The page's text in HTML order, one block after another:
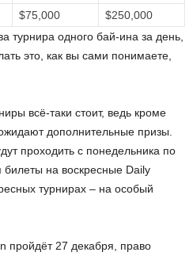
$75,000
$250,000
турнира одного бай-ина за день,
это, как вы сами понимаете,
всё-таки стоит, ведь кроме
дополнительные призы.
проходить с понедельника по
билеты на воскресные Daily
турнирах – на особый
пройдёт 27 декабря, право